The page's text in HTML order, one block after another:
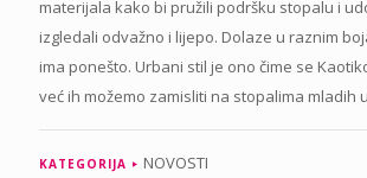
materijala kako bi pružili podršku stopalu i
izgledali odvažno i lijepo. Dolaze u raznim
ima ponešto. Urbani stil je ono čime se
već ih možemo zamisliti na stopalima mladih
KATEGORIJA NOVOSTI